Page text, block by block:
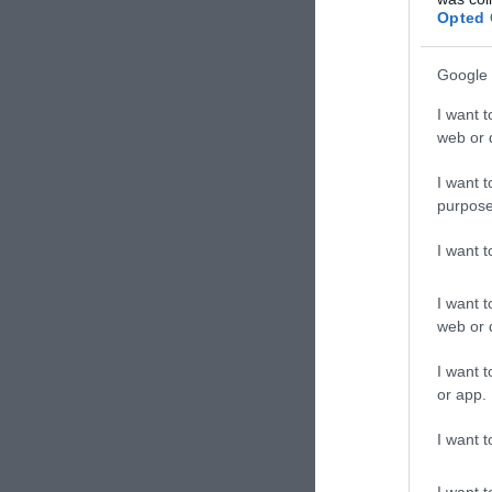
Opted
Google
I want
web or
I want
I want
I want
web or
I want
or app.
I want
ΣΧΟΛΙΑΣΤΕ